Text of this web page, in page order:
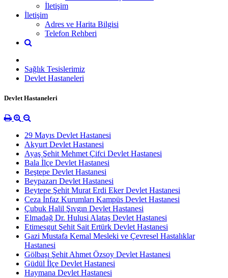
İletişim
İletişim
Adres ve Harita Bilgisi
Telefon Rehberi
Sağlık Tesislerimiz
Devlet Hastaneleri
Devlet Hastaneleri
29 Mayıs Devlet Hastanesi
Akyurt Devlet Hastanesi
Ayaş Şehit Mehmet Çifci Devlet Hastanesi
Bala İlçe Devlet Hastanesi
Beştepe Devlet Hastanesi
Beypazarı Devlet Hastanesi
Beytepe Şehit Murat Erdi Eker Devlet Hastanesi
Ceza İnfaz Kurumları Kampüs Devlet Hastanesi
Çubuk Halil Şıvgın Devlet Hastanesi
Elmadağ Dr. Hulusi Alataş Devlet Hastanesi
Etimesgut Şehit Sait Ertürk Devlet Hastanesi
Gazi Mustafa Kemal Mesleki ve Çevresel Hastalıklar
Hastanesi
Gölbaşı Şehit Ahmet Özsoy Devlet Hastanesi
Güdül İlçe Devlet Hastanesi
Haymana Devlet Hastanesi